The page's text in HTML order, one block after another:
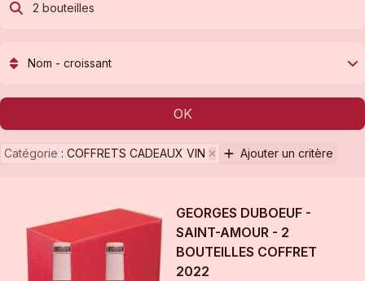
Nom - croissant
OK
Catégorie : COFFRETS CADEAUX VIN Ajouter un critère
GEORGES DUBOEUF -
SAINT-AMOUR - 2
BOUTEILLES COFFRET
2022